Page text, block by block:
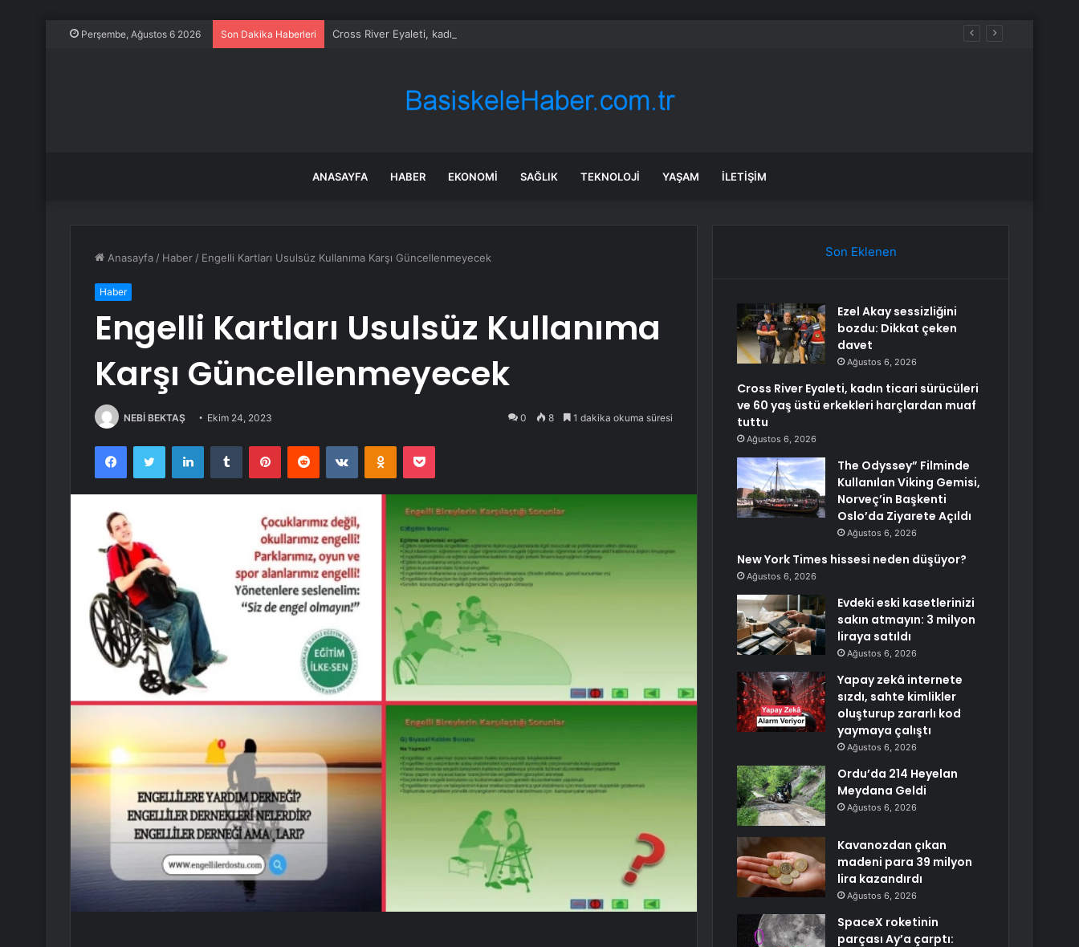
Perşembe, Ağustos 6 2026 Son Dakika Haberleri Cross River Eyaleti, kadın ticari sürücüleri ve 60 yaş üstü erkekleri harçlardan muaf tuttu
ANASAYFA HABER EKONOMI SAĞLIK TEKNOLOJI YAŞAM İLETIŞIM
Anasayfa / Haber / Engelli Kartları Usulsüz Kullanıma Karşı Güncellenmeyecek
Haber
Engelli Kartları Usulsüz Kullanıma
Karşı Güncellenmeyecek
NEBİ BEKTAŞ Ekim 24, 2023 0 8 1 dakika okuma süresi
FacebookTwitter LinkedInTumblr PinterestReddit VKontakteOdnoklassniki
Pocket
Son Eklenen
Ezel Akay sessizliğini
bozdu: Dikkat çeken
davet
Ağustos 6, 2026
Cross River Eyaleti, kadın ticari sürücüleri
ve 60 yaş üstü erkekleri harçlardan muaf
tuttu
Ağustos 6, 2026
The Odyssey” Filminde
Kullanılan Viking Gemisi,
Norveç’in Başkenti
Oslo’da Ziyarete Açıldı
Ağustos 6, 2026
New York Times hissesi neden düşüyor?
Ağustos 6, 2026
Evdeki eski kasetlerinizi
sakın atmayın: 3 milyon
liraya satıldı
Ağustos 6, 2026
Yapay zekâ internete
sızdı, sahte kimlikler
oluşturup zararlı kod
yaymaya çalıştı
Ağustos 6, 2026
Ordu’da 214 Heyelan
Meydana Geldi
Ağustos 6, 2026
Kavanozdan çıkan
madeni para 39 milyon
lira kazandırdı
Ağustos 6, 2026
SpaceX roketinin
parçası Ay’a çarptı: